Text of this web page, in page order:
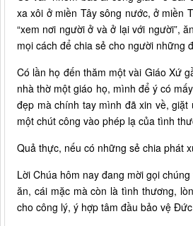
xa xôi ở miền Tây sông nước, ở miền
“xem nơi người ở và ở lại với người”,
mọi cách để chia sẻ cho người những
Có lần họ đến thăm một vài Giáo Xứ
nhà thờ một giáo họ, mình để ý có
đẹp mà chính tay mình đã xin về,
một chút công vào phép lạ của tình
Quả thực, nếu có những sẻ chia phát
Lời Chúa hôm nay đang mời gọi
ăn, cái mặc mà còn là tình thương,
cho công lý, ý hợp tâm đầu bảo vệ